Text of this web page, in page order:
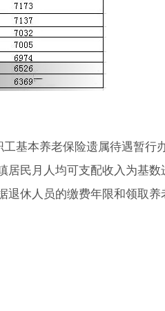
基本养老保险遗属待遇暂行
居民月人均可支配收入为基数
退休人员的缴费年限和领取养